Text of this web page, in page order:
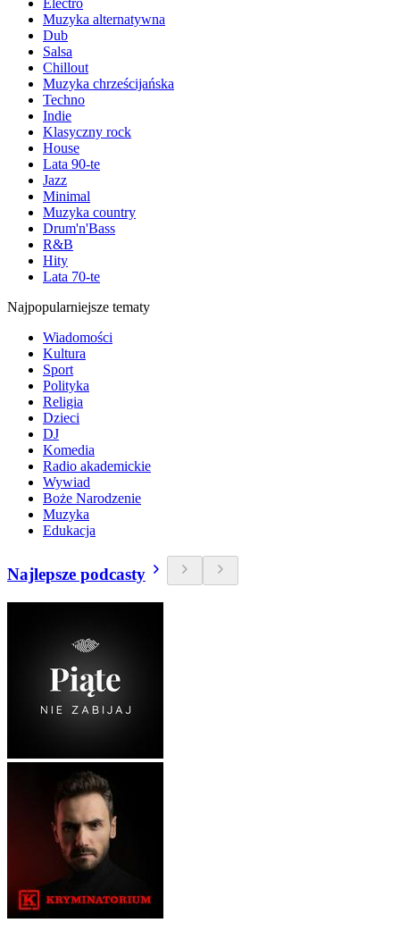
Electro
Muzyka alternatywna
Dub
Salsa
Chillout
Muzyka chrześcijańska
Techno
Indie
Klasyczny rock
House
Lata 90-te
Jazz
Minimal
Muzyka country
Drum'n'Bass
R&B
Hity
Lata 70-te
Najpopularniejsze tematy
Wiadomości
Kultura
Sport
Polityka
Religia
Dzieci
DJ
Komedia
Radio akademickie
Wywiad
Boże Narodzenie
Muzyka
Edukacja
Najlepsze podcasty